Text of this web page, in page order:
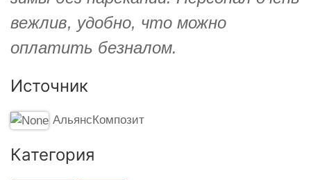
вежлив, удобно, что можно
оплатить безналом.
Источник
АльянсКомпозит
Категория